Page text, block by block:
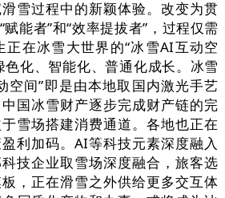
雪过程中的新颖体验。改变为贯
能者”和“效率提拔者”，过程仅需
在冰雪大世界的“冰雪AI互动空
色化、智能化、普通化成长。冰雪
空间”即是由本地取国内激光手艺
国冰雪财产逐步完成财产链的完
雪场搭建消费通道。各地也正在
利加码。AI等科技元素深度融入
技企业取雪场深度融合，旅客选
，正在滑雪之外供给更多交互体